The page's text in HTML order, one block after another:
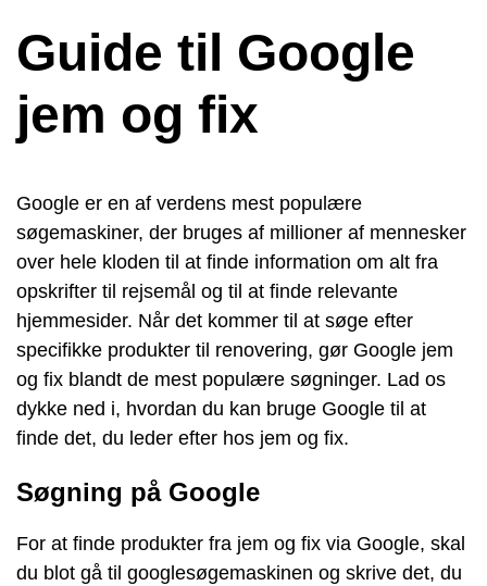
Guide til Google
jem og fix
Google er en af verdens mest populære
søgemaskiner, der bruges af millioner af mennesker
over hele kloden til at finde information om alt fra
opskrifter til rejsemål og til at finde relevante
hjemmesider. Når det kommer til at søge efter
specifikke produkter til renovering, gør Google jem
og fix blandt de mest populære søgninger. Lad os
dykke ned i, hvordan du kan bruge Google til at
finde det, du leder efter hos jem og fix.
Søgning på Google
For at finde produkter fra jem og fix via Google, skal
du blot gå til googlesøgemaskinen og skrive det, du